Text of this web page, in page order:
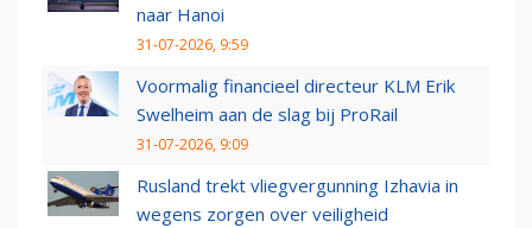
naar Hanoi
31-07-2026, 9:59
Voormalig financieel directeur KLM Erik
Swelheim aan de slag bij ProRail
31-07-2026, 9:09
Rusland trekt vliegvergunning Izhavia in
wegens zorgen over veiligheid